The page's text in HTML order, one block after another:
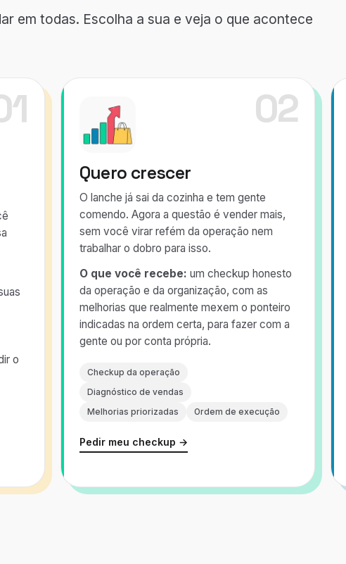
em todas. Escolha a sua e veja o que acontece
o
02
Quero crescer
O lanche já sai da cozinha e tem gente
comendo. Agora a questão é vender mais,
sem você virar refém da operação nem
trabalhar o dobro para isso.
O que você recebe: um checkup honesto
da operação e da organização, com as
melhorias que realmente mexem o ponteiro
indicadas na ordem certa, para fazer com a
gente ou por conta própria.
Checkup da operação
Diagnóstico de vendas
Melhorias priorizadas
Ordem de execução
Pedir meu checkup →